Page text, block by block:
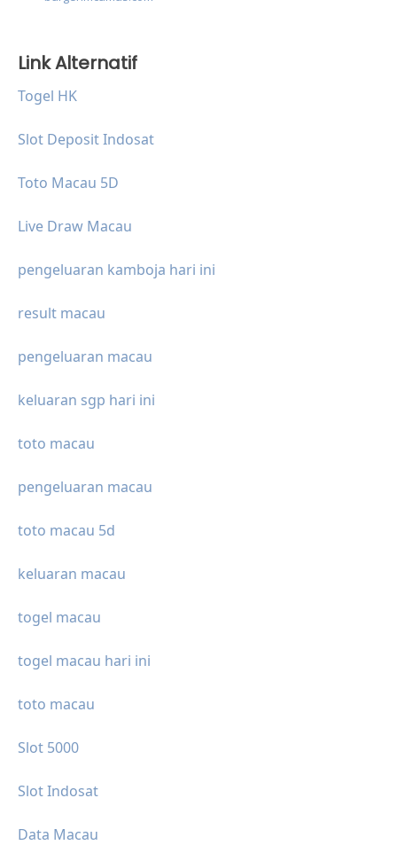
Link Alternatif
Togel HK
Slot Deposit Indosat
Toto Macau 5D
Live Draw Macau
pengeluaran kamboja hari ini
result macau
pengeluaran macau
keluaran sgp hari ini
toto macau
pengeluaran macau
toto macau 5d
keluaran macau
togel macau
togel macau hari ini
toto macau
Slot 5000
Slot Indosat
Data Macau